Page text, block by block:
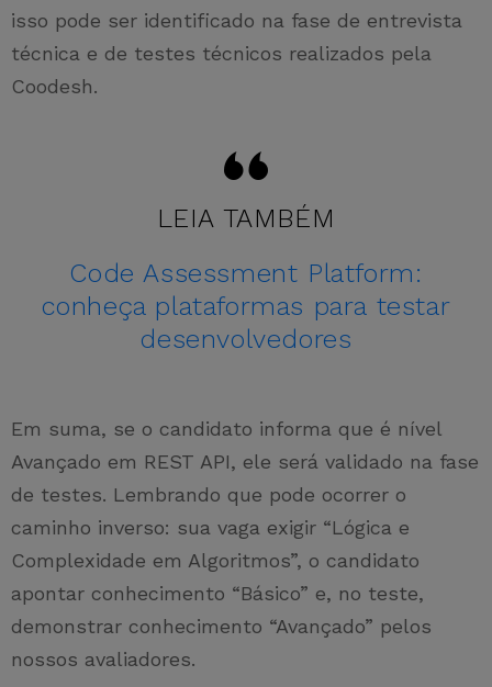
isso pode ser identificado na fase de entrevista
técnica e de testes técnicos realizados pela
Coodesh.
LEIA TAMBÉM
Code Assessment Platform:
conheça plataformas para testar
desenvolvedores
Em suma, se o candidato informa que é nível
Avançado em REST API, ele será validado na fase
de testes. Lembrando que pode ocorrer o
caminho inverso: sua vaga exigir “Lógica e
Complexidade em Algoritmos”, o candidato
apontar conhecimento “Básico” e, no teste,
demonstrar conhecimento “Avançado” pelos
nossos avaliadores.